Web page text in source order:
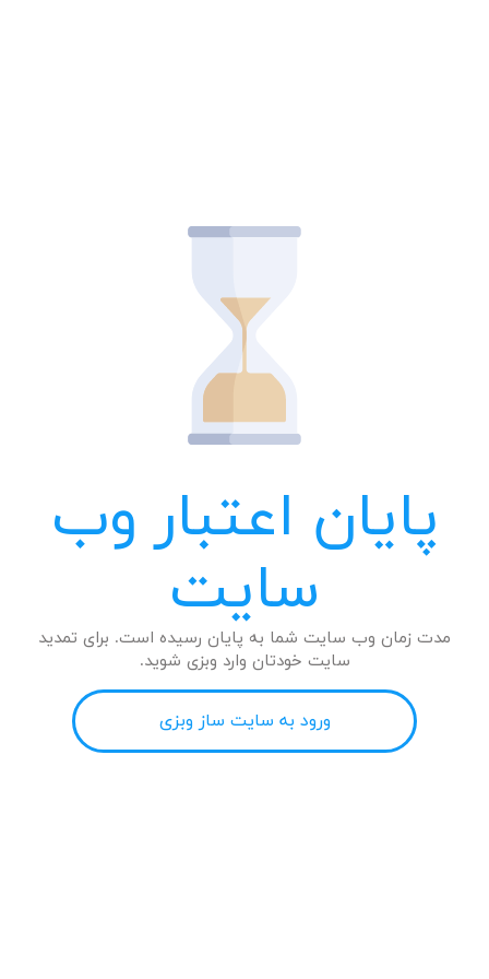
پایان اعتبار وب
سایت
مدت زمان وب سایت شما به پایان رسیده است. برای تمدید
سایت خودتان وارد وبزی شوید.
ورود به سایت ساز وبزی